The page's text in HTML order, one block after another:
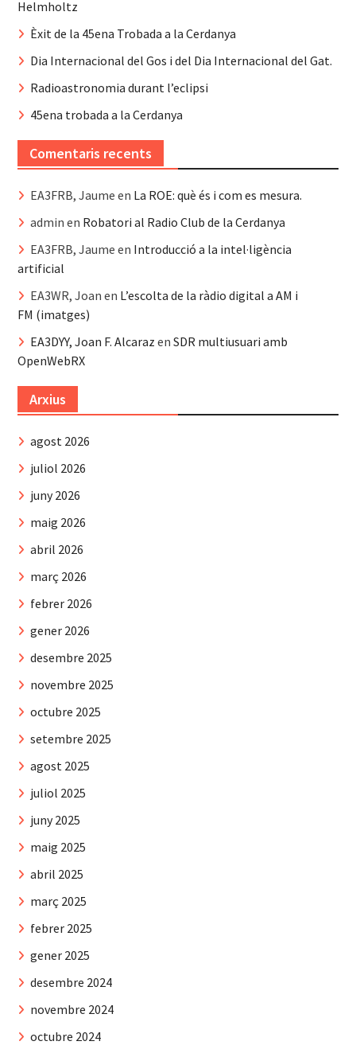
Helmholtz
Èxit de la 45ena Trobada a la Cerdanya
Dia Internacional del Gos i del Dia Internacional del Gat.
Radioastronomia durant l’eclipsi
45ena trobada a la Cerdanya
Comentaris recents
EA3FRB, Jaume en La ROE: què és i com es mesura.
admin en Robatori al Radio Club de la Cerdanya
EA3FRB, Jaume en Introducció a la intel·ligència
artificial
EA3WR, Joan en L’escolta de la ràdio digital a AM i
FM (imatges)
EA3DYY, Joan F. Alcaraz en SDR multiusuari amb
OpenWebRX
Arxius
agost 2026
juliol 2026
juny 2026
maig 2026
abril 2026
març 2026
febrer 2026
gener 2026
desembre 2025
novembre 2025
octubre 2025
setembre 2025
agost 2025
juliol 2025
juny 2025
maig 2025
abril 2025
març 2025
febrer 2025
gener 2025
desembre 2024
novembre 2024
octubre 2024